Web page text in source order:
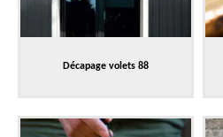
Décapage volets 88